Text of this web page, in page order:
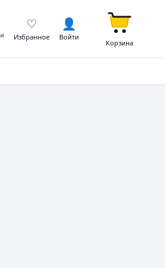
♡
Избранное
👤
Войти
Корзина